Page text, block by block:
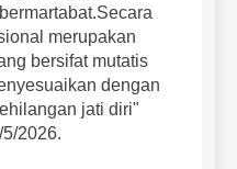
merupakan
bersifat mutatis
dengan
jati diri"
2026.